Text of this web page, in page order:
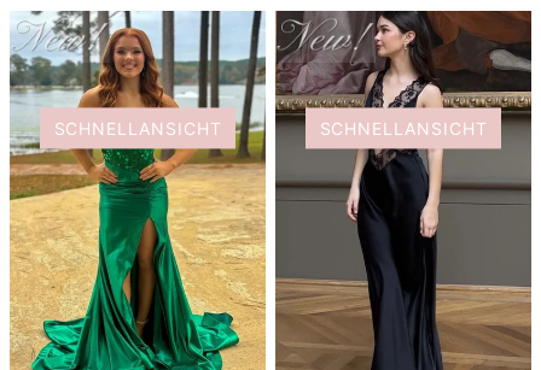
SCHNELLANSICHT SCHNELLANSICHT